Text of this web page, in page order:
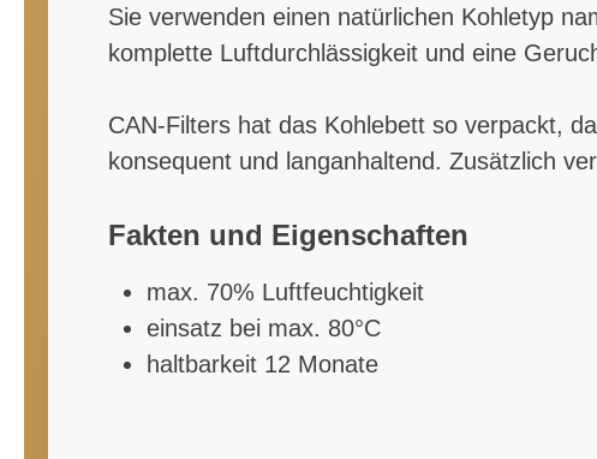
Sie verwenden einen natürlichen Kohletyp
komplette Luftdurchlässigkeit und eine
CAN-Filters hat das Kohlebett so verpackt,
konsequent und langanhaltend. Zusätzlich
Fakten und Eigenschaften
max. 70% Luftfeuchtigkeit
einsatz bei max. 80°C
haltbarkeit 12 Monate